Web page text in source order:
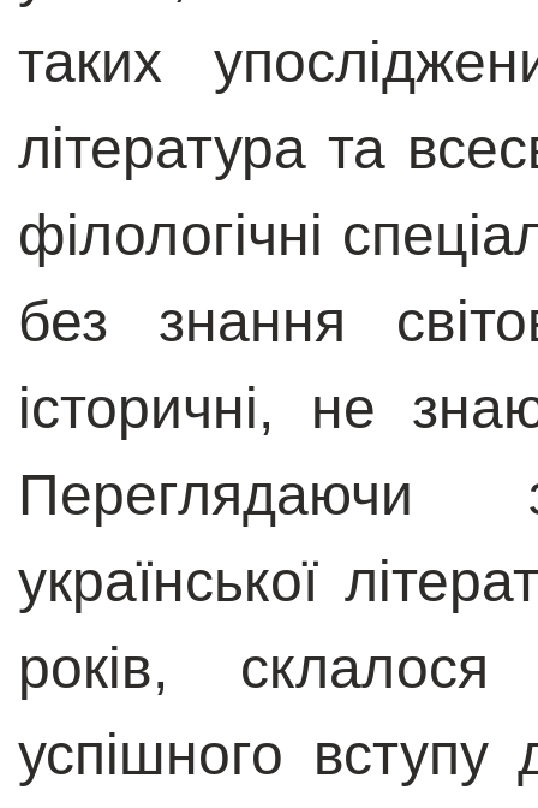
таких
література та
філологічні
без знання
історичні, не
української
років,
успішного вступу